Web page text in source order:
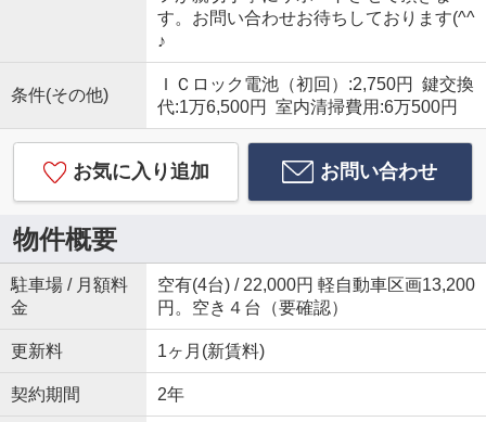
す。お問い合わせお待ちしております(^^
♪
条件(その他)
ＩＣロック電池（初回）:2,750円 鍵交換
代:1万6,500円 室内清掃費用:6万500円
お気に入り追加 お問い合わせ
物件概要
駐車場 / 月額料
金
空有(4台) / 22,000円 軽自動車区画13,200
円。空き４台（要確認）
更新料 1ヶ月(新賃料)
契約期間 2年